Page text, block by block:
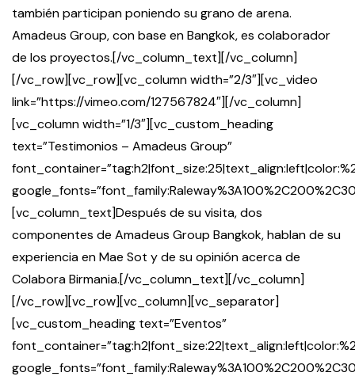
también participan poniendo su grano de arena.
Amadeus Group, con base en Bangkok, es colaborador
de los proyectos.[/vc_column_text][/vc_column]
[/vc_row][vc_row][vc_column width=”2/3″][vc_video
link=”https://vimeo.com/127567824″][/vc_column]
[vc_column width=”1/3″][vc_custom_heading
text=”Testimonios – Amadeus Group”
[vc_column_text]Después de su visita, dos
componentes de Amadeus Group Bangkok, hablan de su
experiencia en Mae Sot y de su opinión acerca de
Colabora Birmania.[/vc_column_text][/vc_column]
[/vc_row][vc_row][vc_column][vc_separator]
[vc_custom_heading text=”Eventos”